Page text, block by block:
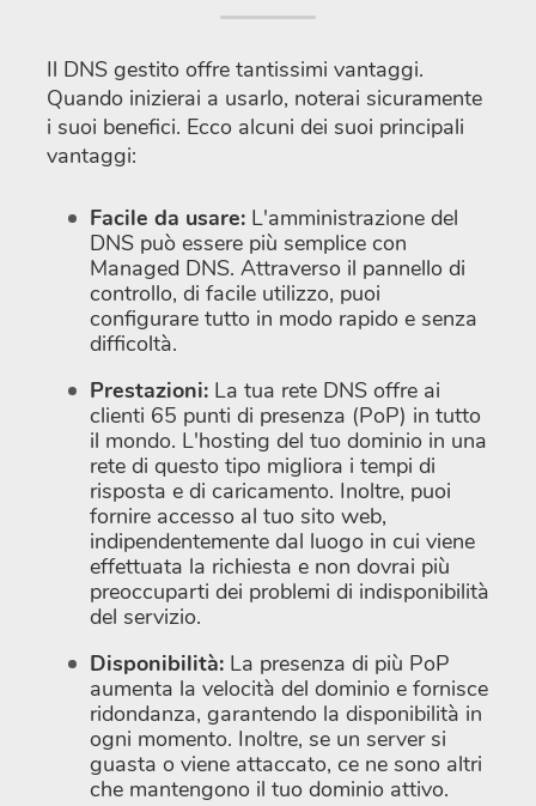
Il DNS gestito offre tantissimi vantaggi.
Quando inizierai a usarlo, noterai sicuramente
i suoi benefici. Ecco alcuni dei suoi principali
vantaggi:
Facile da usare: L'amministrazione del
DNS può essere più semplice con
Managed DNS. Attraverso il pannello di
controllo, di facile utilizzo, puoi
configurare tutto in modo rapido e senza
difficoltà.
Prestazioni: La tua rete DNS offre ai
clienti 65 punti di presenza (PoP) in tutto
il mondo. L'hosting del tuo dominio in una
rete di questo tipo migliora i tempi di
risposta e di caricamento. Inoltre, puoi
fornire accesso al tuo sito web,
indipendentemente dal luogo in cui viene
effettuata la richiesta e non dovrai più
preoccuparti dei problemi di indisponibilità
del servizio.
Disponibilità: La presenza di più PoP
aumenta la velocità del dominio e fornisce
ridondanza, garantendo la disponibilità in
ogni momento. Inoltre, se un server si
guasta o viene attaccato, ce ne sono altri
che mantengono il tuo dominio attivo.